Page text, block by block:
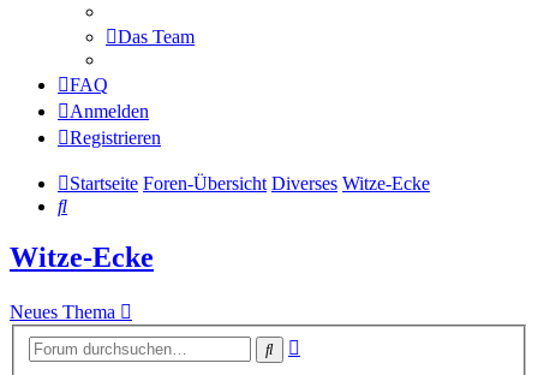
Das Team
FAQ
Anmelden
Registrieren
Startseite Foren-Übersicht Diverses Witze-Ecke
Suche
Witze-Ecke
Neues Thema
Suche